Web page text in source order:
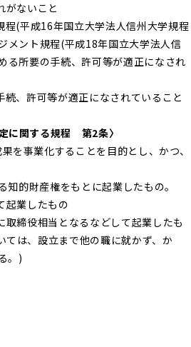
がないこと
(平成16年国立大学法人信州大学規程
メント規程(平成18年国立大学法人信
る所要の手続、許可等が適正になされ
、許可等が適正になされていること
に関する規程 第2条〉
を事業化することを目的とし、かつ、
的財産権をもとに起業したもの。
起業したもの
締役相当となるなどして起業したも
は、設立まで他の職に就かず、か
。)